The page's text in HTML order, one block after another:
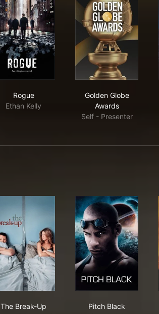
Rogue
Ethan Kelly
Golden Globe
Awards
Self - Presenter
The Break-Up
Pitch Black